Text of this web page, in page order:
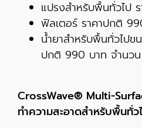
แปรงสำหรับพื้นทั่วไป
ฟิลเตอร์ ราคาปกติ
น้ำยาสำหรับพื้นทั่วไปข
ปกติ 990 บาท จำนว
CrossWave® Multi-
ทำความสะอาดสำหรับพื้นทั่ว